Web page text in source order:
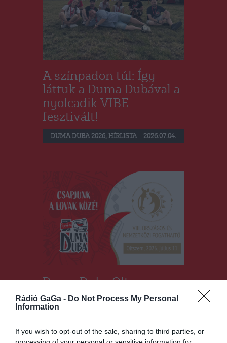
Rádió GaGa - Do Not Process My Personal
Information
If you wish to opt-out of the sale, sharing to third parties, or
A színpadon túl: Így
láttuk a Duma Dubával a
nyolcadik VIBE
fesztivált!
DUMA DUBA 2026, HÍRLISTA 2026.07.04.
Duma Duba Oltszemen:
július 11-én élőben a
Nemzetközi Fogathajtó